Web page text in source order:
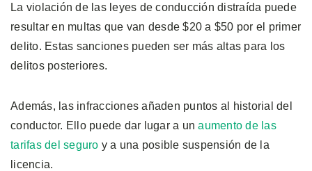
La violación de las leyes de conducción distraída puede
resultar en multas que van desde $20 a $50 por el primer
delito. Estas sanciones pueden ser más altas para los
delitos posteriores.
Además, las infracciones añaden puntos al historial del
conductor. Ello puede dar lugar a unaumento de las
tarifas del seguro y a una posible suspensión de la
licencia.